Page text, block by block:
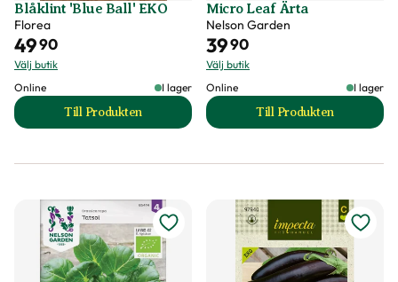
Blåklint 'Blue Ball' EKO
Florea
4990
Välj butik
Online
I lager
Till Produkten
till Blåklint 'Blue Ball' EKO produktsida
Micro Leaf Ärta
Nelson Garden
3990
Välj butik
Online
I lager
Till Produkten
till Micro Leaf